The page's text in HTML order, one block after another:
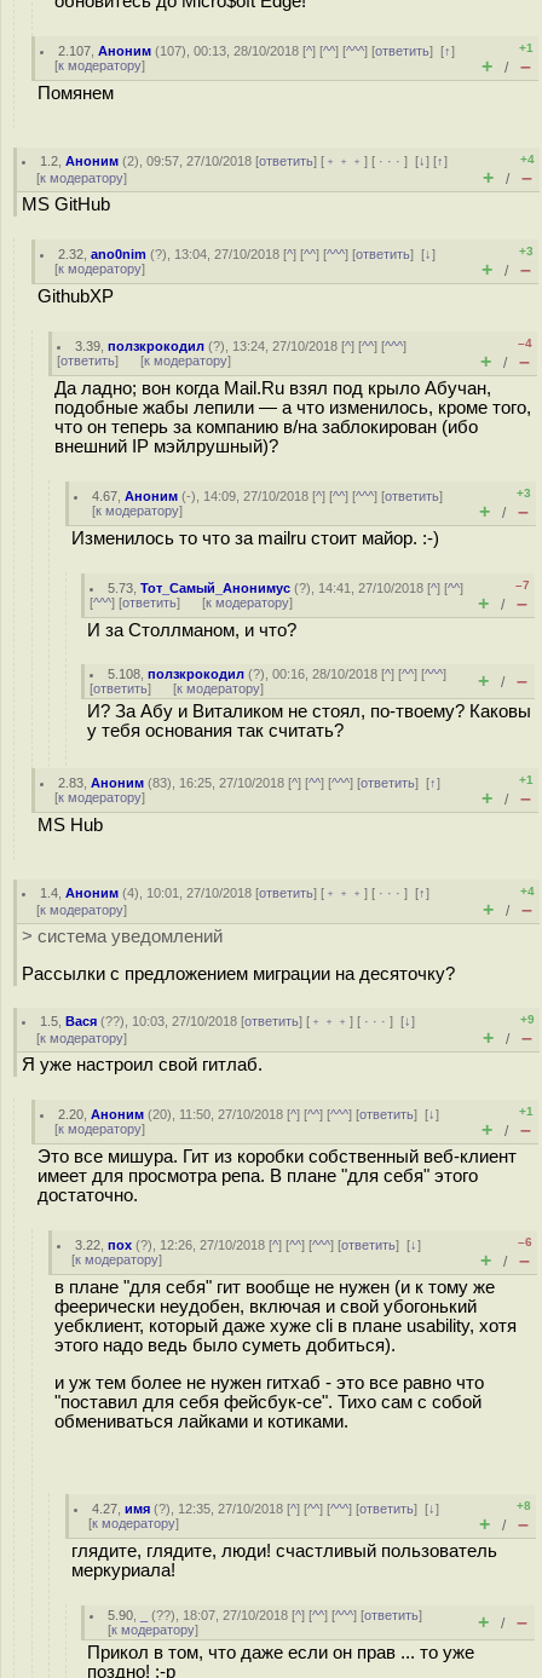
2.107 ,Аноним (107), 00:13, 28/10/2018 [^] [^^] [^^^] [ответить][↑]
[к модератору]
+1
+ / –
Помянем
1.2 ,Аноним (2), 09:57, 27/10/2018 [ответить] [ ﹢﹢﹢] [ · · ·][↓] [↑]
[к модератору]
+4
+ / –
MS GitHub
2.32 ,ano0nim (?), 13:04, 27/10/2018 [^] [^^] [^^^] [ответить][↓]
[к модератору]
+3
+ / –
GithubXP
3.39 ,ползкрокодил (?), 13:24, 27/10/2018 [^] [^^] [^^^]
[ответить] [к модератору]
–4
+ / –
Да ладно; вон когда Mail.Ru взял под крыло Абучан,
подобные жабы лепили — а что изменилось, кроме того,
что он теперь за компанию в/на заблокирован (ибо
внешний IP мэйлрушный)?
4.67 ,Аноним (-), 14:09, 27/10/2018 [^] [^^] [^^^] [ответить]
[к модератору]
+3
+ / –
Изменилось то что за mailru стоит майор. :-)
5.73 ,Тот_Самый_Анонимус (?), 14:41, 27/10/2018 [^] [^^]
[^^^] [ответить] [к модератору]
–7
+ / –
И за Столлманом, и что?
5.108 ,ползкрокодил (?), 00:16, 28/10/2018 [^] [^^] [^^^]
[ответить] [к модератору] + / –
И? За Абу и Виталиком не стоял, по-твоему? Каковы
у тебя основания так считать?
2.83 ,Аноним (83), 16:25, 27/10/2018 [^] [^^] [^^^] [ответить][↑]
[к модератору]
+1
+ / –
MS Hub
1.4 ,Аноним (4), 10:01, 27/10/2018 [ответить] [ ﹢﹢﹢] [ · · ·][↑]
[к модератору]
+4
+ / –
> система уведомлений
Рассылки с предложением миграции на десяточку?
1.5 ,Вася (??), 10:03, 27/10/2018 [ответить] [ ﹢﹢﹢] [ · · ·][↓]
[к модератору]
+9
+ / –
Я уже настроил свой гитлаб.
2.20 ,Аноним (20), 11:50, 27/10/2018 [^] [^^] [^^^] [ответить][↓]
[к модератору]
+1
+ / –
Это все мишура. Гит из коробки собственный веб-клиент
имеет для просмотра репа. В плане "для себя" этого
достаточно.
3.22 ,пох (?), 12:26, 27/10/2018 [^] [^^] [^^^] [ответить][↓]
[к модератору]
–6
+ / –
в плане "для себя" гит вообще не нужен (и к тому же
феерически неудобен, включая и свой убогонький
уебклиент, который даже хуже cli в плане usability, хотя
этого надо ведь было суметь добиться).
и уж тем более не нужен гитхаб - это все равно что
"поставил для себя фейсбук-ce". Тихо сам с собой
обмениваться лайками и котиками.
4.27 ,имя (?), 12:35, 27/10/2018 [^] [^^] [^^^] [ответить][↓]
[к модератору]
+8
+ / –
глядите, глядите, люди! счастливый пользователь
меркуриала!
5.90 (??), 18:07, 27/10/2018 [^] [^^] [^^^] [ответить]
[к модератору] + / –
Прикол в том, что даже если он прав ... то уже
поздно! :-р